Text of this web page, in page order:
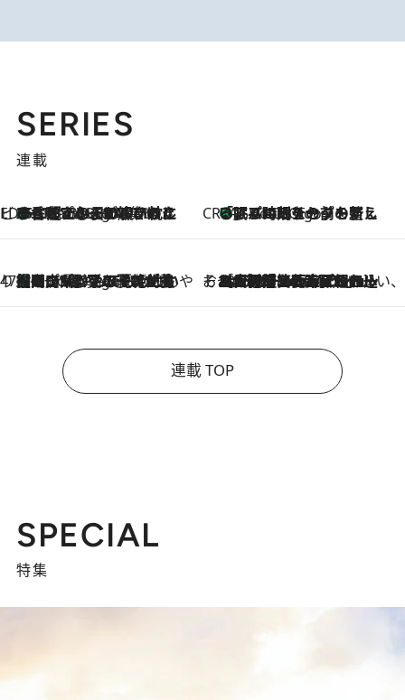
SERIES
連載
ビューティいいもの集め EDITORS' BEST
4 Hours Ago
35℃超えの日の夜、枕にひと吹き！ BAUMのルームスプレーが、ひのきの香りで心まで解きほぐす CREA'S CHOICE
4 Hours Ago
「眠る時刻をセットする」——眠りの前を整える、バルミューダの新しいアプローチ
47都道府県の手みやげ ひんやりスイーツで夏を満喫
4 Hours Ago
【岡山県】この夏絶対食べたい 冷やしておいしいおやつ3選 フルーツが主役のプリンやアイスが勢揃い そおだよおこの関西おいしい、おやつ紀行
2026.8.9
［大阪府箕面市］一皿一皿目の前で仕上げられる、料理を巧みに組み込んだアシェットデセールコース「ミチル アシェット デセール（Michiru assiette dessert）」
連載 TOP
SPECIAL
特集